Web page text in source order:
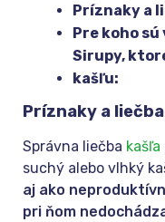
Príznaky a
Pre koho
Sirupy,
kašľu:
Príznaky a
Správna liečba kašľa
suchý alebo vlhký
aj ako
pri ňom